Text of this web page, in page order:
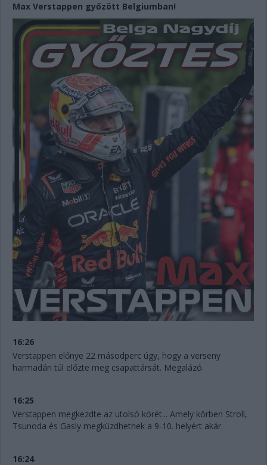
Max Verstappen győzött Belgiumban!
16:26
Verstappen előnye 22 másodperc úgy, hogy a verseny
harmadán túl előzte meg csapattársát. Megalázó.
16:25
Verstappen megkezdte az utolsó körét... Amely körben Stroll,
Tsunoda és Gasly megküzdhetnek a 9-10. helyért akár.
16:24